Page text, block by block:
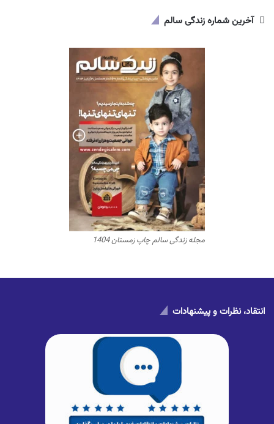
آخرین شماره زندگی سالم
مجله زندگی سالم چاپ زمستان 1404
انتقاد، نظرات و پیشنهادات